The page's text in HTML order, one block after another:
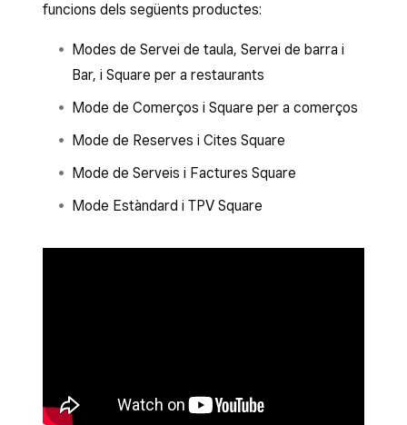
funcions dels següents productes:
Modes de Servei de taula, Servei de barra i
Bar, i Square per a restaurants
Mode de Comerços i Square per a comerços
Mode de Reserves i Cites Square
Mode de Serveis i Factures Square
Mode Estàndard i TPV Square